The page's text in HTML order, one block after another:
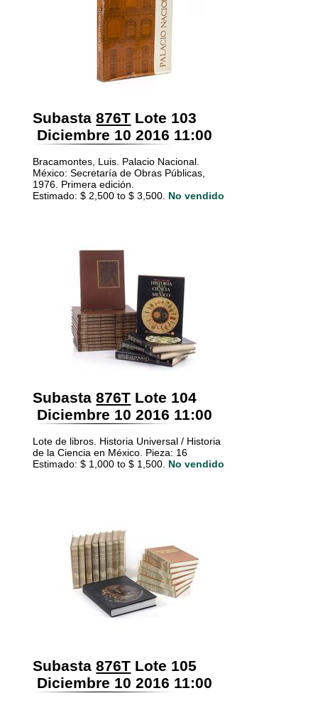
Subasta 876T Lote 103
Diciembre 10 2016 11:00
Bracamontes, Luis. Palacio Nacional.
México: Secretaría de Obras Públicas,
1976. Primera edición.
Estimado: $ 2,500 to $ 3,500. No vendido
Subasta 876T Lote 104
Diciembre 10 2016 11:00
Lote de libros. Historia Universal / Historia
de la Ciencia en México. Pieza: 16
Estimado: $ 1,000 to $ 1,500. No vendido
Subasta 876T Lote 105
Diciembre 10 2016 11:00